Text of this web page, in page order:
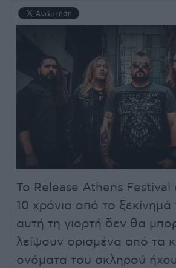
Το Release Athens Festival
10 χρόνια από το ξεκίνημά
αυτή τη γιορτή δεν θα
λείψουν ορισμένα από τα
ονόματα του σκληρού